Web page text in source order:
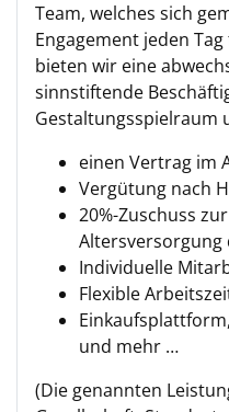
Team, welches sich
Engagement jeden
bieten wir eine
sinnstiftende
Gestaltungsspielraum
einen Vertrag im
Vergütung nach
20%-Zuschuss
Altersversorgung
Individuelle
Flexible
und mehr …
(Die genannten